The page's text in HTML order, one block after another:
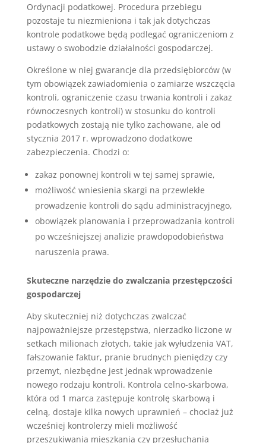
Ordynacji podatkowej. Procedura przebiegu
pozostaje tu niezmieniona i tak jak dotychczas
kontrole podatkowe będą podlegać ograniczeniom z
ustawy o swobodzie działalności gospodarczej.
Określone w niej gwarancje dla przedsiębiorców (w
tym obowiązek zawiadomienia o zamiarze wszczęcia
kontroli, ograniczenie czasu trwania kontroli i zakaz
równoczesnych kontroli) w stosunku do kontroli
podatkowych zostają nie tylko zachowane, ale od
stycznia 2017 r. wprowadzono dodatkowe
zabezpieczenia. Chodzi o:
zakaz ponownej kontroli w tej samej sprawie,
możliwość wniesienia skargi na przewlekłe
prowadzenie kontroli do sądu administracyjnego,
obowiązek planowania i przeprowadzania kontroli
po wcześniejszej analizie prawdopodobieństwa
naruszenia prawa.
Skuteczne narzędzie do zwalczania przestępczości
gospodarczej
Aby skuteczniej niż dotychczas zwalczać
najpoważniejsze przestępstwa, nierzadko liczone w
setkach milionach złotych, takie jak wyłudzenia VAT,
fałszowanie faktur, pranie brudnych pieniędzy czy
przemyt, niezbędne jest jednak wprowadzenie
nowego rodzaju kontroli. Kontrola celno-skarbowa,
która od 1 marca zastępuje kontrolę skarbową i
celną, dostaje kilka nowych uprawnień – chociaż już
wcześniej kontrolerzy mieli możliwość
przeszukiwania mieszkania czy przesłuchania